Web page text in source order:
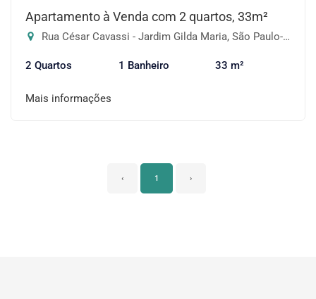
Apartamento à Venda com 2 quartos, 33m²
Rua César Cavassi - Jardim Gilda Maria, São Paulo-SP
2 Quartos 1 Banheiro 33 m²
Mais informações
‹ 1 ›